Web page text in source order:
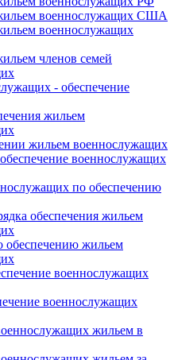
военнослужащих США
военнослужащих
членов семей
- обеспечение
жильем
жильем военнослужащих
военнослужащих
по обеспечению
обеспечения жильем
обеспечению жильем
военнослужащих
военнослужащих
жильем в